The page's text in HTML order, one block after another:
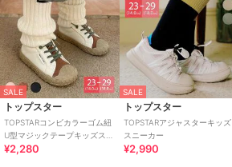
SALE
トップスター
TOPSTARコンビカラーゴム紐
U型マジックテープキッズスニ
ーカー
¥2,280
SALE
トップスター
TOPSTARアジャスターキッズ
スニーカー
¥2,990